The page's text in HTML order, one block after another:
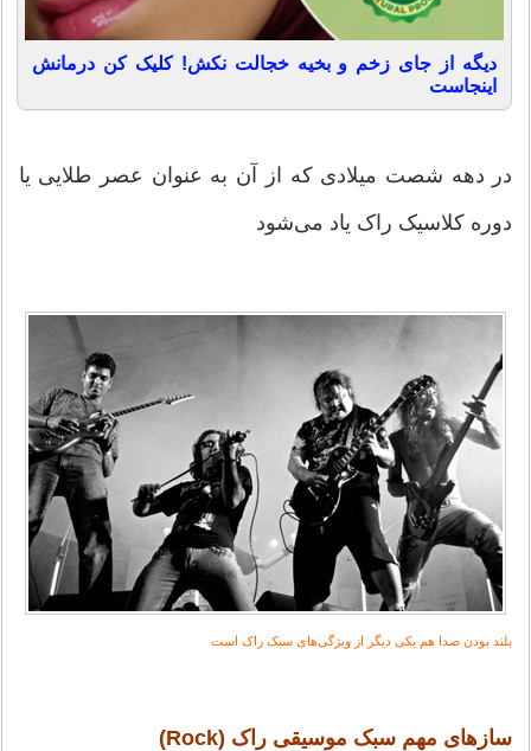
دیگه از جای زخم و بخیه خجالت نکش! کلیک کن درمانش
اینجاست
در دهه شصت میلادی که از آن به عنوان عصر طلایی یا
دوره کلاسیک راک یاد می‌شود
بلند بودن صدا هم یکی دیگر از ویژگی‌های سبک راک است
سازهای مهم سبک موسیقی راک (Rock)